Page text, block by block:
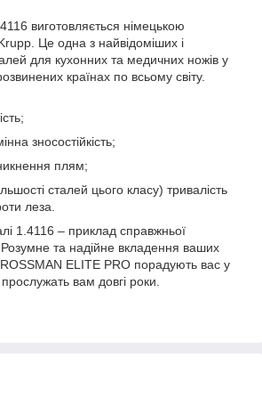
виготовляється німецькою
Це одна з найвідоміших і
для кухонних та медичних ножів у
країнах по всьому світу.
зносостійкість;
плям;
сталей цього класу) тривалість
леза.
1.4116 – приклад справжньої
Розумне та надійне вкладення ваших
ELITE PRO порадують вас у
вам довгі роки.